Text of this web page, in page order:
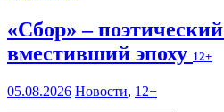
«Сбор» –
вместивший эпоху 12+
05.08.2026 Новости, 12+